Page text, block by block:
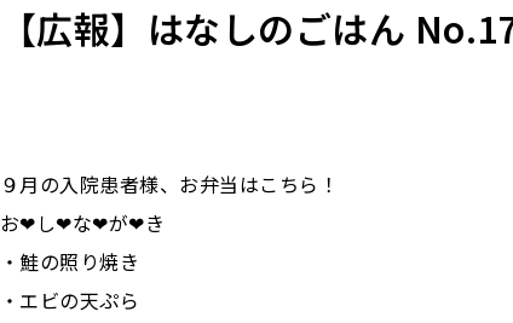
【広報】はなしのごはん
９月の入院患者様、お弁当はこちら！
お❤し❤な❤が❤き
・鮭の照り焼き
・エビの天ぷら